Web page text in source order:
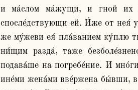
и ма́слом ма́жущи, и гной их
спосле́дствующи ей. И́же от нея́
же му́жеви ея́ пла́ванием ку́плю
ни́щим разда́, таже
подава́ше на погребе́ние. И
ине́ми жена́ми вве́ржена бы́вши, в